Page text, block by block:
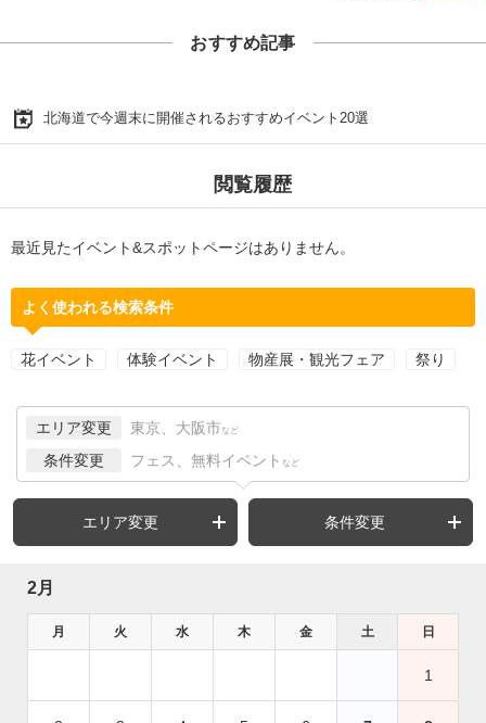
おすすめ記事
北海道で今週末に開催されるおすすめイベント20選
閲覧履歴
最近見たイベント&スポットページはありません。
よく使われる検索条件
花イベント 体験イベント 物産展・観光フェア 祭り
エリア変更 東京、大阪市 など
条件変更 フェス、無料イベント など
エリア変更 条件変更
2月
月 火 水 木 金 土 日
1